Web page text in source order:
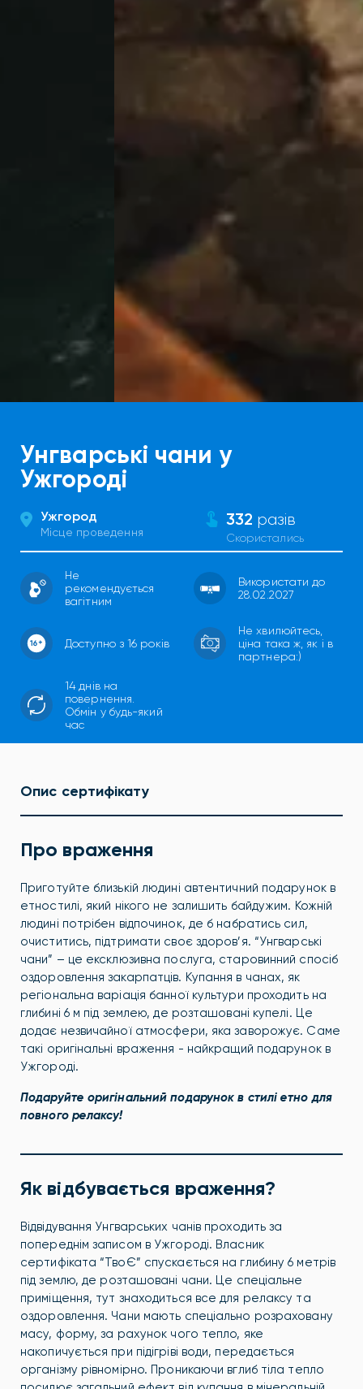
Унгварські чани у
Ужгороді
Ужгород
Місце проведення
332 разів
Скористались
Не
рекомендується
вагітним
Використати до
28.02.2027
Доступно з 16 років
Не хвилюйтесь,
ціна така ж, як і в
партнера:)
14 днів на
повернення.
Обмін у будь-який
час
Опис сертифікату
Про враження
Приготуйте близькій людині автентичний подарунок в
етностилі, який нікого не залишить байдужим. Кожній
людині потрібен відпочинок, де б набратись сил,
очиститись, підтримати своє здоров’я. “Унгварські
чани” – це ексклюзивна послуга, старовинний спосіб
оздоровлення закарпатців. Купання в чанах, як
регіональна варіація банної культури проходить на
глибині 6 м під землею, де розташовані купелі. Це
додає незвичайної атмосфери, яка заворожує. Саме
такі оригінальні враження - найкращий подарунок в
Ужгороді.
Подаруйте оригінальний подарунок в стилі етно для
повного релаксу!
Як відбувається враження?
Відвідування Унгварських чанів проходить за
попереднім записом в Ужгороді. Власник
сертифіката “ТвоЄ” спускається на глибину 6 метрів
під землю, де розташовані чани. Це спеціальне
приміщення, тут знаходиться все для релаксу та
оздоровлення. Чани мають спеціально розраховану
масу, форму, за рахунок чого тепло, яке
накопичується при підігріві води, передається
організму рівномірно. Проникаючи вглиб тіла тепло